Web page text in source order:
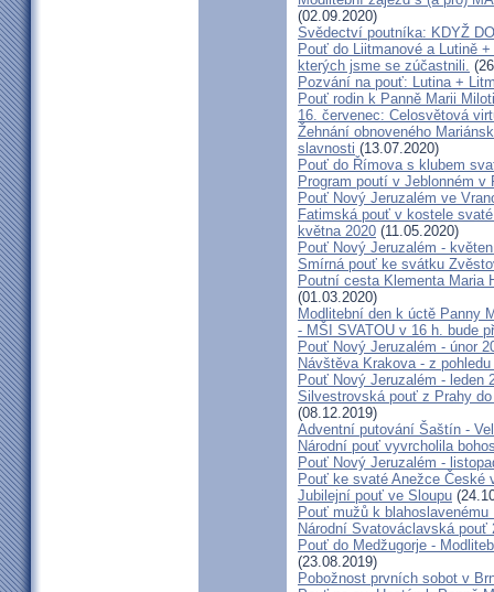
(02.09.2020)
Svědectví poutníka: KDYŽ
Pouť do Liitmanové a Lutině
kterých jsme se zúčastnili.
Pozvání na pouť: Lutina +
Pouť rodin k Panně Marii
16. červenec: Celosvětová
Žehnání obnoveného
slavnosti (13.07.2020)
Pouť do Římova s klubem
Program poutí v Jeblonném v
Pouť Nový Jeruzalém ve
Fatimská pouť v kostele
května 2020 (11.05.2020)
Pouť Nový Jeruzalém -
Smírná pouť ke svátku
Poutní cesta Klementa Maria
(01.03.2020)
Modlitební den k úctě Panny
- MŠI SVATOU v 16 h. bude
Pouť Nový Jeruzalém - únor
Návštěva Krakova - z
Pouť Nový Jeruzalém - leden
Silvestrovská pouť z Prahy
(08.12.2019)
Adventní putování Šaštín -
Národní pouť vyvrcholila
Pouť Nový Jeruzalém -
Pouť ke svaté Anežce České
Jubilejní pouť ve Sloupu
Pouť mužů k
Národní Svatováclavská pouť
Pouť do Medžugorje -
(23.08.2019)
Pobožnost prvních sobot v